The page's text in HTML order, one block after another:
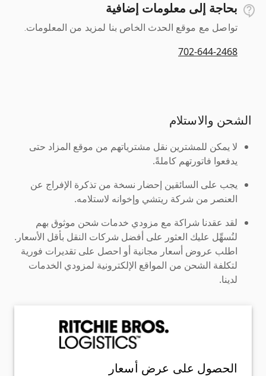
بحاجة إلى معلومات إضافية
تواصل مع موقع الحدث الخاص بنا لمزيد من المعلومات.
702-644-2468
الشحن والاستلام
لا يمكن للمشترين نقل مشترياتهم من موقع المزاد حتى
يدفعوا فاتورتهم كاملةً.
يجب على السائقين إحضار نسخة من تذكرة الإفراج عن
العنصر من شركة ريتشي وإخوانه لاستلامه.
لقد عقدنا شراكة مع مزودي خدمات شحن موثوق بهم
لنُسهِّل عليك العثور على أفضل شركات النقل بأقل الأسعار.
اطلب عروض أسعار مجانية أو احصل على تقديرات فورية
لتكلفة الشحن من المواقع الإلكترونية لمزودي الخدمات
لدينا.
الحصول على عرض أسعار